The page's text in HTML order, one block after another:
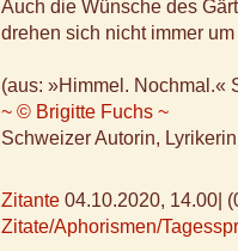
Auch die Wünsche des
drehen sich nicht immer
(aus: »Himmel. Nochmal.«
~ © Brigitte Fuchs ~
Schweizer Autorin,
Zitante 04.10.2020, 14.00
Zitate/Aphorismen/